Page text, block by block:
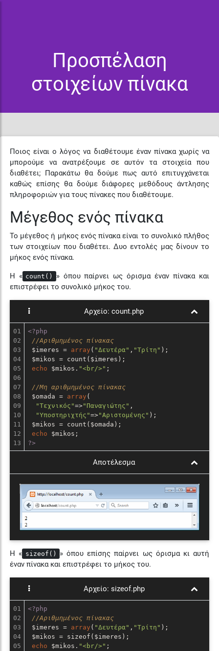
Προσπέλαση
στοιχείων πίνακα
Ποιος είναι ο λόγος να διαθέτουμε έναν πίνακα χωρίς να
μπορούμε να ανατρέξουμε σε αυτόν τα στοιχεία που
διαθέτει; Παρακάτω θα δούμε πως αυτό επιτυγχάνεται
καθώς επίσης θα δούμε διάφορες μεθόδους άντλησης
πληροφοριών για τους πίνακες που διαθέτουμε.
Μέγεθος ενός πίνακα
Το μέγεθος ή μήκος ενός πίνακα είναι το συνολικό πλήθος
των στοιχείων που διαθέτει. Δυο εντολές μας δίνουν το
μήκος ενός πίνακα.
Η « count()
» όπου παίρνει ως όρισμα έναν πίνακα και
επιστρέφει το συνολικό μήκος του.
Αρχείο: count.php
01
02
03
04
05
06
07
08
09
10
11
12
<?php
//Αριθμημένος πίνακας
$imeres = array ( "Δευτέρα" , "Τρίτη" );
$mikos = count($imeres);
echo $mikos. "<br/>" ;
//Μη αριθμημένος πίνακας
$omada = array (
"Τεχνικός"=>"Παναγιώτης" ,
"Υποστηριχτής"=>"Αριστομένης" );
$mikos = count($omada);
echo
?>
Αποτέλεσμα
Η « sizeof()
» όπου επίσης παίρνει ως όρισμα κι αυτή
έναν πίνακα και επιστρέφει το μήκος του.
Αρχείο: sizeof.php
01
02
03
04
05
<?php
//Αριθμημένος πίνακας
$imeres = array ( "Δευτέρα" , "Τρίτη" );
$mikos = sizeof($imeres);
echo $mikos. "<br/>" ;